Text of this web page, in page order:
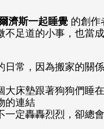
濟斯一起睡覺 的創作
不足道的小事，也當
日常，因為搬家的關
大床墊跟著狗狗們睡
的連結
一定轟轟烈烈，卻總